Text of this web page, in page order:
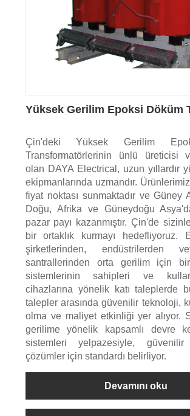
Yüksek Gerilim Epoksi Döküm
Çin'deki Yüksek Gerilim
Transformatörlerinin ünlü üreticisi
olan DAYA Electrical, uzun yıllardır
ekipmanlarında uzmandır.
fiyat noktası sunmaktadır ve Güney
Doğu, Afrika ve Güneydoğu
pazar payı kazanmıştır. Çin'de
bir ortaklık kurmayı hedefliyoruz.
şirketlerinden, endüstrilerden
santrallerinden orta gerilim için
sistemlerinin sahipleri ve
cihazlarına yönelik katı taleplerde
talepler arasında güvenilir teknoloji,
olma ve maliyet etkinliği yer alıyor.
gerilime yönelik kapsamlı devre
sistemleri yelpazesiyle,
çözümler için standardı belirliyor.
Devamını oku